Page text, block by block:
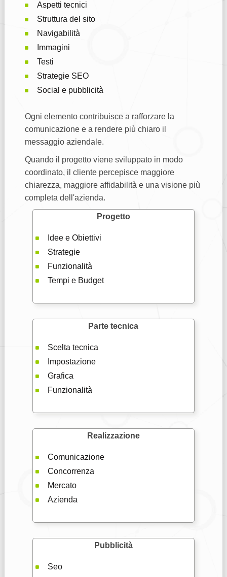
Aspetti tecnici
Struttura del sito
Navigabilità
Immagini
Testi
Strategie SEO
Social e pubblicità
Ogni elemento contribuisce a rafforzare la
comunicazione e a rendere più chiaro il
messaggio aziendale.
Quando il progetto viene sviluppato in modo
coordinato, il cliente percepisce maggiore
chiarezza, maggiore affidabilità e una visione più
completa dell'azienda.
Progetto
Idee e Obiettivi
Strategie
Funzionalità
Tempi e Budget
Parte tecnica
Scelta tecnica
Impostazione
Grafica
Funzionalità
Realizzazione
Comunicazione
Concorrenza
Mercato
Azienda
Pubblicità
Seo